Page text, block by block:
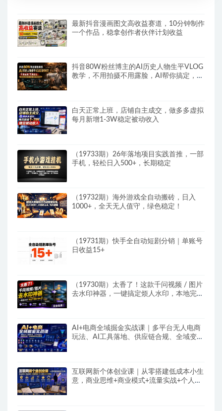
最新抖音漫画图文高收益赛道，10分钟制作
一个作品，稳拿创作者伙伴计划收益
抖音80W粉丝博主的AI历史人物生平VLOG
教学，不用拍摄不用露脸，AI帮你搞定，轻
白天正常上班，店铺自主成交，做多多虚拟
每月新增1-3W稳定被动收入
（19733期）26年落地项目实践首推，一部
手机，轻松日入500+，长期稳定
（19732期）海外游戏全自动搬砖，日入
1000+，全天无人值守，绿色稳定！
（19731期）快手全自动短剧分销｜单账号
日收益15+
（19730期）太香了！这款千问视频 / 图片
去水印神器，一键搞定烦人水印，本地完全
AI+电商全域掘金实战课｜多平台无人电商
玩法、AI工具落地、供应链合规、全域变现
互联网新个体创业课｜从零搭建低成本小生
意，商业思维+商业模式+流量实战+个人成